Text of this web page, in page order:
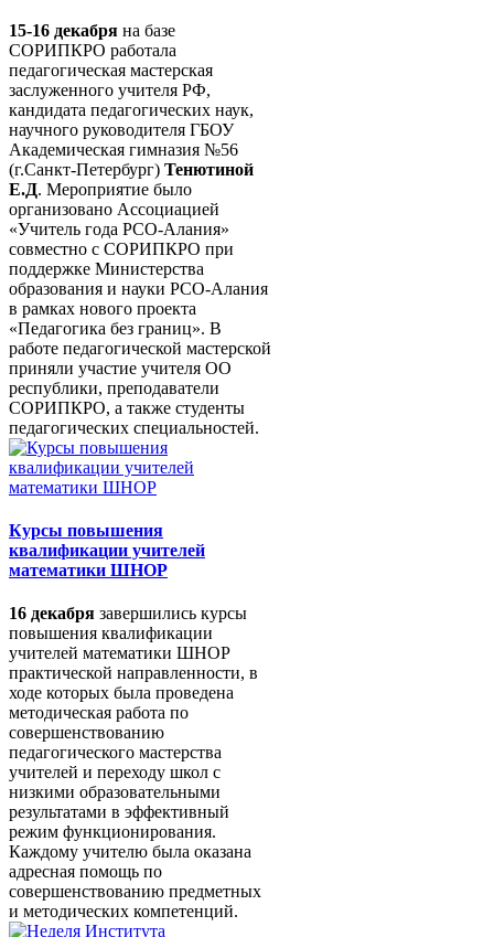
15-16 декабря на базе
СОРИПКРО работала
педагогическая мастерская
заслуженного учителя РФ,
кандидата педагогических наук,
научного руководителя ГБОУ
Академическая гимназия №56
(г.Санкт-Петербург) Тенютиной
Е.Д. Мероприятие было
организовано Ассоциацией
«Учитель года РСО-Алания»
совместно с СОРИПКРО при
поддержке Министерства
образования и науки РСО-Алания
в рамках нового проекта
«Педагогика без границ». В
работе педагогической мастерской
приняли участие учителя ОО
республики, преподаватели
СОРИПКРО, а также студенты
педагогических специальностей.
Курсы повышения
квалификации учителей
математики ШНОР
16 декабря завершились курсы
повышения квалификации
учителей математики ШНОР
практической направленности, в
ходе которых была проведена
методическая работа по
совершенствованию
педагогического мастерства
учителей и переходу школ с
низкими образовательными
результатами в эффективный
режим функционирования.
Каждому учителю была оказана
адресная помощь по
совершенствованию предметных
и методических компетенций.